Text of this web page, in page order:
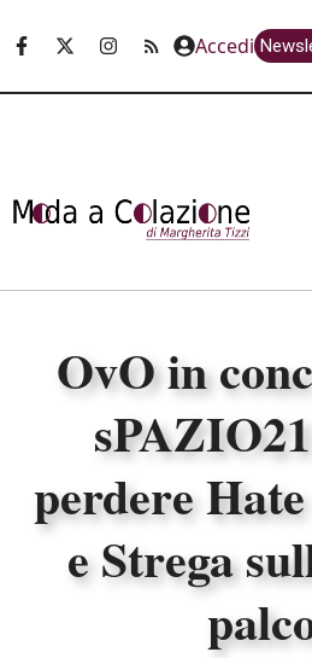
Accedi
OvO in
perdere
e Strega